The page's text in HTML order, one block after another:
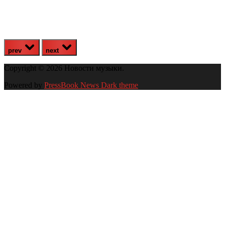
prev next
Copyright © 2026 Новости музыки.
Powered by PressBook News Dark theme